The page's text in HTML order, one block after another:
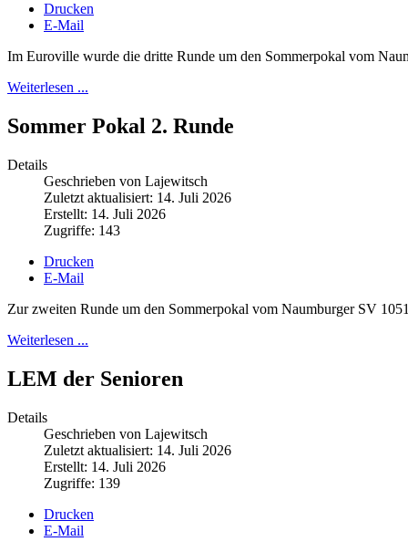
Drucken
E-Mail
Im Euroville wurde die dritte Runde um den Sommerpokal vom
Weiterlesen ...
Sommer Pokal 2. Runde
Details
Geschrieben von Lajewitsch
Zuletzt aktualisiert: 14. Juli 2026
Erstellt: 14. Juli 2026
Zugriffe: 143
Drucken
E-Mail
Zur zweiten Runde um den Sommerpokal vom Naumburger SV
Weiterlesen ...
LEM der Senioren
Details
Geschrieben von Lajewitsch
Zuletzt aktualisiert: 14. Juli 2026
Erstellt: 14. Juli 2026
Zugriffe: 139
Drucken
E-Mail